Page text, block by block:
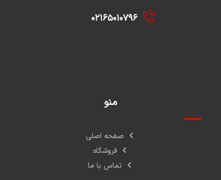
۰۲۱۶۵۰۱۰۷۹۶
منو
صفحه اصلی
فروشگاه
تماس با ما